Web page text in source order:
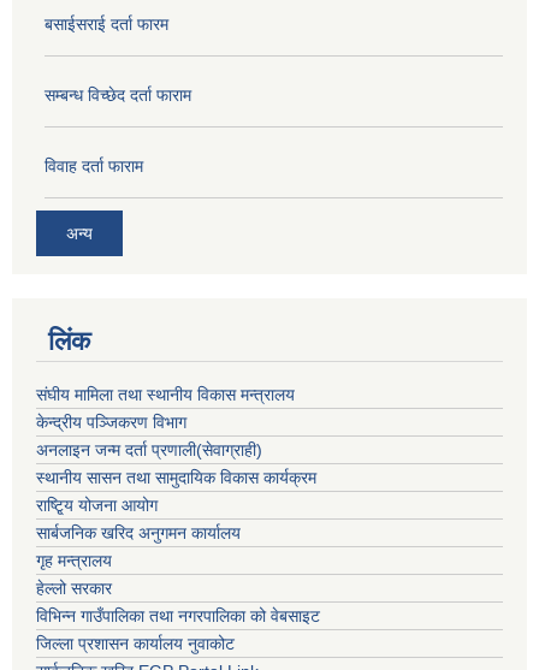
बसाईसराई दर्ता फारम
सम्बन्ध विच्छेद दर्ता फाराम
विवाह दर्ता फाराम
अन्य
लिंक
संघीय मामिला तथा स्थानीय विकास मन्त्रालय
केन्द्रीय पञ्जिकरण विभाग
अनलाइन जन्म दर्ता प्रणाली(सेवाग्राही)
स्थानीय सासन तथा सामुदायिक विकास कार्यक्रम
राष्टि्ृय योजना आयोग
सार्बजनिक खरिद अनुगमन कार्यालय
गृह मन्त्रालय
हेल्लो सरकार
विभिन्न गाउँपालिका तथा नगरपालिका को वेबसाइट
जिल्ला प्रशासन कार्यालय नुवाकोट